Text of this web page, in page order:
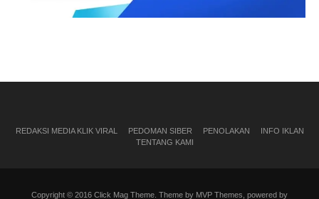
REDAKSI MEDIA KLIK VIRAL PEDOMAN SIBER PENOLAKAN
INFO IKLAN
TENTANG KAMI
Copyright © 2016 Click Mag Theme. Theme by MVP Themes, powered by